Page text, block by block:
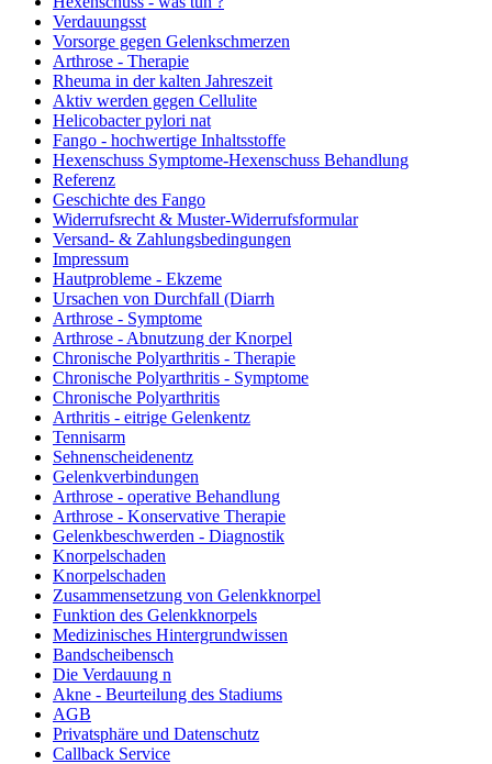
Verdauungsst
Vorsorge gegen Gelenkschmerzen
Arthrose - Therapie
Rheuma in der kalten Jahreszeit
Aktiv werden gegen Cellulite
Helicobacter pylori nat
Fango - hochwertige Inhaltsstoffe
Hexenschuss Symptome-Hexenschuss Behandlung
Referenz
Geschichte des Fango
Widerrufsrecht & Muster-Widerrufsformular
Versand- & Zahlungsbedingungen
Impressum
Hautprobleme - Ekzeme
Ursachen von Durchfall (Diarrh
Arthrose - Symptome
Arthrose - Abnutzung der Knorpel
Chronische Polyarthritis - Therapie
Chronische Polyarthritis - Symptome
Chronische Polyarthritis
Arthritis - eitrige Gelenkentz
Tennisarm
Sehnenscheidenentz
Gelenkverbindungen
Arthrose - operative Behandlung
Arthrose - Konservative Therapie
Gelenkbeschwerden - Diagnostik
Knorpelschaden
Knorpelschaden
Zusammensetzung von Gelenkknorpel
Funktion des Gelenkknorpels
Medizinisches Hintergrundwissen
Bandscheibensch
Die Verdauung n
Akne - Beurteilung des Stadiums
AGB
Privatsphäre und Datenschutz
Callback Service